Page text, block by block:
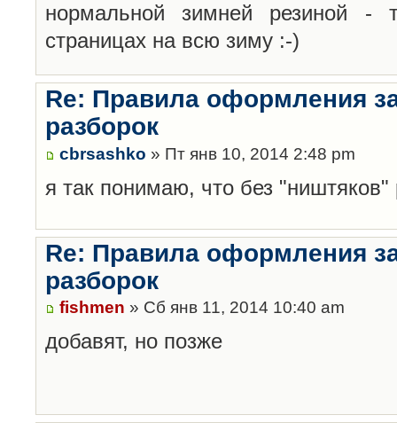
нормальной зимней резиной
страницах на всю зиму :-)
Re: Правила оформления
разборок
cbrsashko » Пт янв 10, 2014 2:48 pm
я так понимаю, что без "ништяков"
Re: Правила оформления
разборок
fishmen » Сб янв 11, 2014 10:40 am
добавят, но позже